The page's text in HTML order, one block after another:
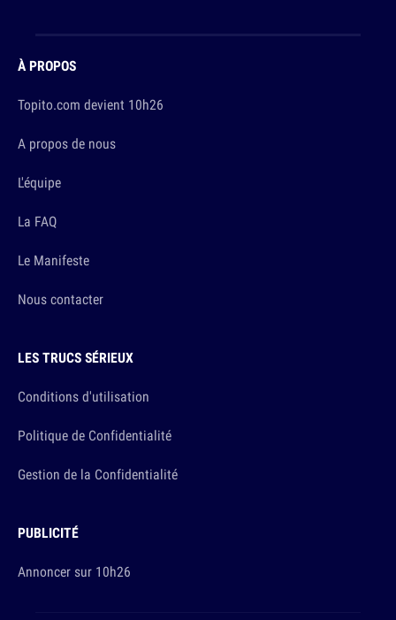
À PROPOS
Topito.com devient 10h26
A propos de nous
L'équipe
La FAQ
Le Manifeste
Nous contacter
LES TRUCS SÉRIEUX
Conditions d'utilisation
Politique de Confidentialité
Gestion de la Confidentialité
PUBLICITÉ
Annoncer sur 10h26